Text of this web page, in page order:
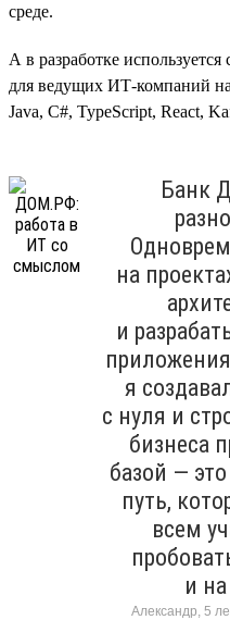
среде.
А в разработке
для ведущих ИТ-компаний
Java, C#, TypeScript, React,
Банк
на
и
я
с нуля и
бизнеса
базой —
путь,
всем
и
Александр, 5